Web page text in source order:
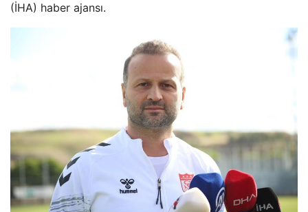
(İHA) haber ajansı.